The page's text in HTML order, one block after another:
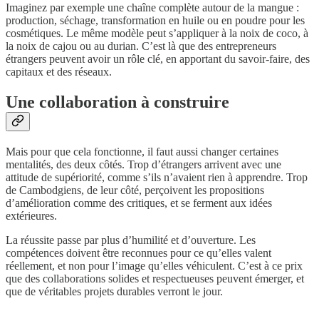
Imaginez par exemple une chaîne complète autour de la mangue :
production, séchage, transformation en huile ou en poudre pour les
cosmétiques. Le même modèle peut s’appliquer à la noix de coco, à
la noix de cajou ou au durian. C’est là que des entrepreneurs
étrangers peuvent avoir un rôle clé, en apportant du savoir-faire, des
capitaux et des réseaux.
Une collaboration à construire
Mais pour que cela fonctionne, il faut aussi changer certaines
mentalités, des deux côtés. Trop d’étrangers arrivent avec une
attitude de supériorité, comme s’ils n’avaient rien à apprendre. Trop
de Cambodgiens, de leur côté, perçoivent les propositions
d’amélioration comme des critiques, et se ferment aux idées
extérieures.
La réussite passe par plus d’humilité et d’ouverture. Les
compétences doivent être reconnues pour ce qu’elles valent
réellement, et non pour l’image qu’elles véhiculent. C’est à ce prix
que des collaborations solides et respectueuses peuvent émerger, et
que de véritables projets durables verront le jour.